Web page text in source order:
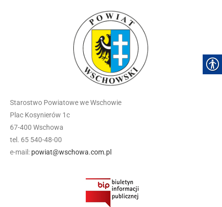
Starostwo Powiatowe we Wschowie
Plac Kosynierów 1c
67-400 Wschowa
tel. 65 540-48-00
e-mail: powiat@wschowa.com.pl